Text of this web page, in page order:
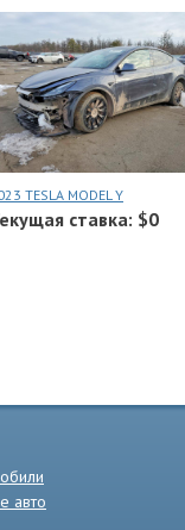
TESLA MODEL Y
ставка: $0
авто